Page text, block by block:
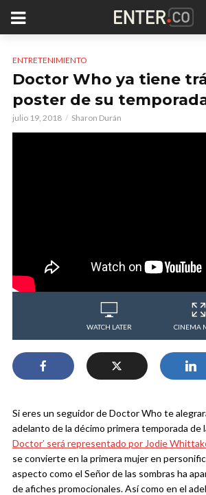
ENTRETENIMIENTO
Doctor Who ya tiene
poster de su
julio 19, 2018 Sharon Durán
WATCH LATER CINEMA
Si eres un seguidor de Doctor Who te
adelanto de la décimo primera temporada de
Doctor’ será representado por Jodie
se convierte en la primera mujer en
aspecto como el Señor de las sombras ha
de afiches promocionales. Así como en el